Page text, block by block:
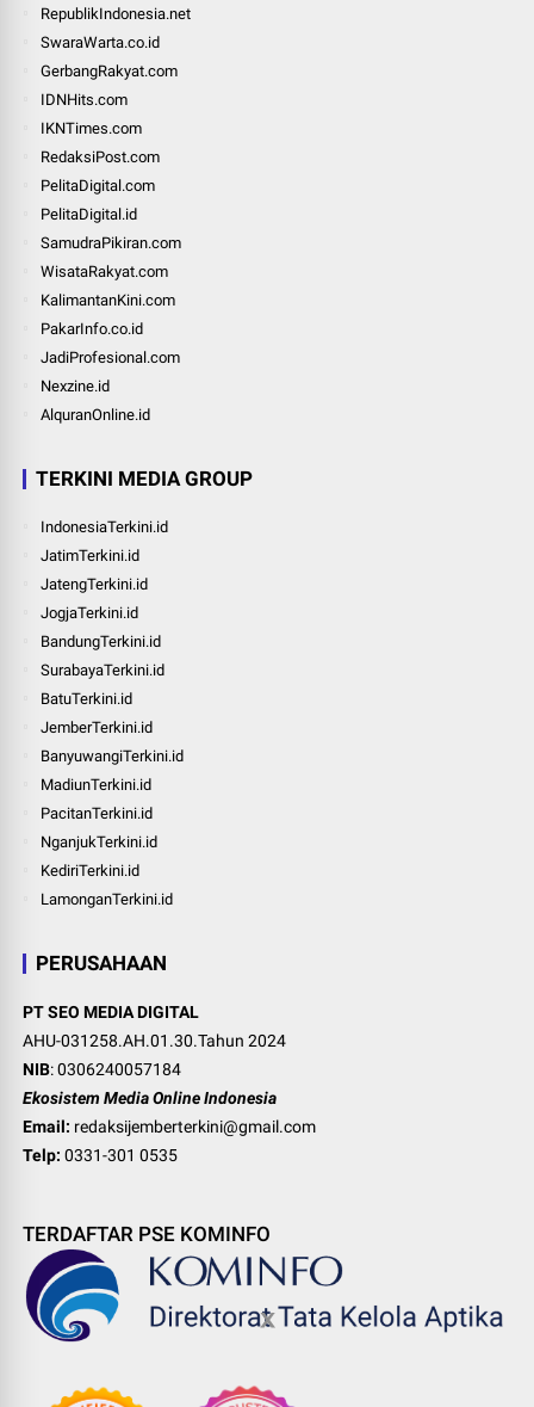
RepublikIndonesia.net
SwaraWarta.co.id
GerbangRakyat.com
IDNHits.com
IKNTimes.com
RedaksiPost.com
PelitaDigital.com
PelitaDigital.id
SamudraPikiran.com
WisataRakyat.com
KalimantanKini.com
PakarInfo.co.id
JadiProfesional.com
Nexzine.id
AlquranOnline.id
TERKINI MEDIA GROUP
IndonesiaTerkini.id
JatimTerkini.id
JatengTerkini.id
JogjaTerkini.id
BandungTerkini.id
SurabayaTerkini.id
BatuTerkini.id
JemberTerkini.id
BanyuwangiTerkini.id
MadiunTerkini.id
PacitanTerkini.id
NganjukTerkini.id
KediriTerkini.id
LamonganTerkini.id
PERUSAHAAN
PT SEO MEDIA DIGITAL
AHU-031258.AH.01.30.Tahun 2024
NIB: 0306240057184
Ekosistem Media Online Indonesia
Email: redaksijemberterkini@gmail.com
Telp: 0331-301 0535
TERDAFTAR PSE KOMINFO